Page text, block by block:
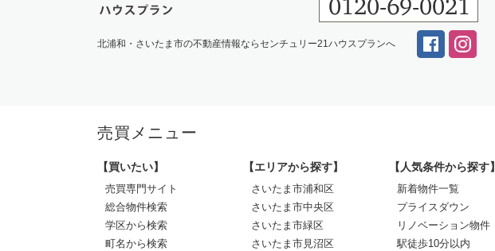
北浦和・さいたま市の不動産情報ならセンチュリー21ハウスプランへ
売買メニュー
【買いたい】
売買専門サイト
総合物件検索
学区から検索
町名から検索
【エリアから探す】
さいたま市浦和区
さいたま市中央区
さいたま市緑区
さいたま市見沼区
【人気条件から探す】
新着物件一覧
プライスダウン
リノベーション物件
駅徒歩10分以内